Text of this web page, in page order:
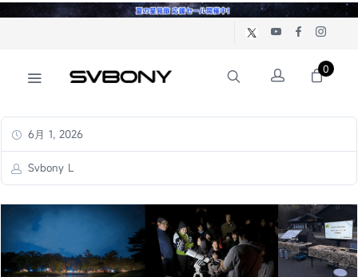
0
6月 1, 2026
Svbony L